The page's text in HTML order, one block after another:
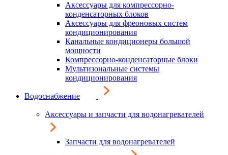
Аксессуары для компрессорно-
конденсаторных блоков
Аксессуары для фреоновых систем
кондиционирования
Канальные кондиционеры большой
мощности
Компрессорно-конденсаторные блоки
Мультизональные системы
кондиционирования
Водоснабжение
Аксессуары и запчасти для водонагревателей
Запчасти для водонагревателей